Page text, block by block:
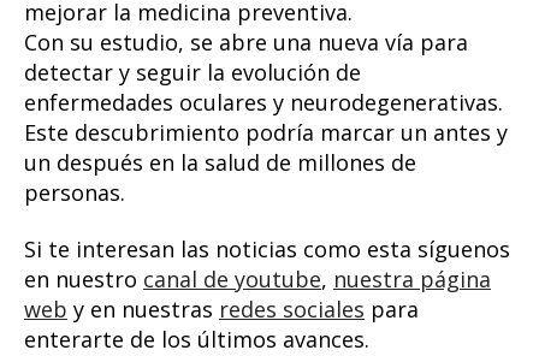
mejorar la medicina preventiva.
Con su estudio, se abre una nueva vía para
detectar y seguir la evolución de
enfermedades oculares y neurodegenerativas.
Este descubrimiento podría marcar un antes y
un después en la salud de millones de
personas.
Si te interesan las noticias como esta síguenos
en nuestro canal de youtube, nuestra página
web y en nuestras redes sociales para
enterarte de los últimos avances.